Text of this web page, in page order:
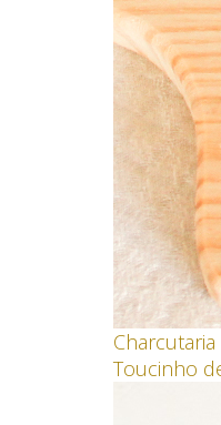
Toucinho